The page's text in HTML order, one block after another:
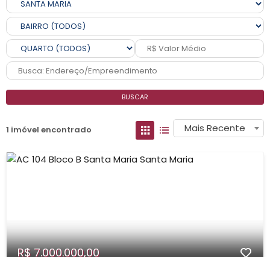
BUSCAR
1 imóvel encontrado Mais Recente
R$ 7.000.000,00